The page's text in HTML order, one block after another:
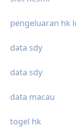
pengeluaran hk
data sdy
data sdy
data macau
togel hk